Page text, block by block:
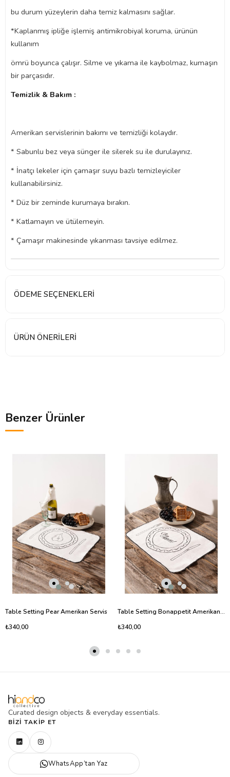
bu durum yüzeylerin daha temiz kalmasını sağlar.
*Kaplanmış ipliğe işlemiş antimikrobiyal koruma, ürünün
kullanım
ömrü boyunca çalışır. Silme ve yıkama ile kaybolmaz, kumaşın
bir parçasıdır.
Temizlik & Bakım :
Amerikan servislerinin bakımı ve temizliği kolaydır.
* Sabunlu bez veya sünger ile silerek su ile durulayınız.
* İnatçı lekeler için çamaşır suyu bazlı temizleyiciler
kullanabilirsiniz.
* Düz bir zeminde kurumaya bırakın.
* Katlamayın ve ütülemeyin.
* Çamaşır makinesinde yıkanması tavsiye edilmez.
ÖDEME SEÇENEKLERI
ÜRÜN ÖNERILERI
Benzer Ürünler
Table Setting Pear Amerikan Servis
₺340,00
Table Setting Bonappetit Amerikan Servis
₺340,00
Curated design objects & everyday essentials.
BIZI TAKIP ET
WhatsApp’tan Yaz